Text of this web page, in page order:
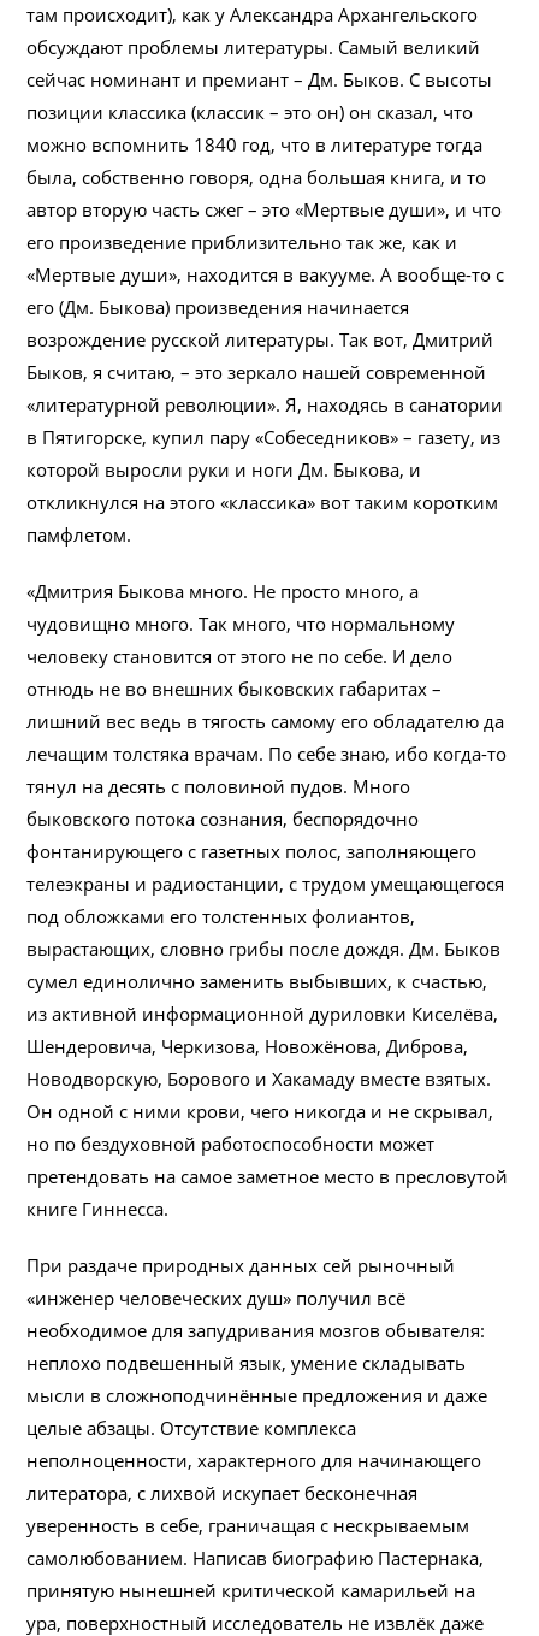
там происходит), как у Александра Архангельского
обсуждают проблемы литературы. Самый великий
сейчас номинант и премиант – Дм. Быков. С высоты
позиции классика (классик – это он) он сказал, что
можно вспомнить 1840 год, что в литературе тогда
была, собственно говоря, одна большая книга, и то
автор вторую часть сжег – это «Мертвые души», и что
его произведение приблизительно так же, как и
«Мертвые души», находится в вакууме. А вообще-то с
его (Дм. Быкова) произведения начинается
возрождение русской литературы. Так вот, Дмитрий
Быков, я считаю, – это зеркало нашей современной
«литературной революции». Я, находясь в санатории
в Пятигорске, купил пару «Собеседников» – газету, из
которой выросли руки и ноги Дм. Быкова, и
откликнулся на этого «классика» вот таким коротким
памфлетом.
«Дмитрия Быкова много. Не просто много, а
чудовищно много. Так много, что нормальному
человеку становится от этого не по себе. И дело
отнюдь не во внешних быковских габаритах –
лишний вес ведь в тягость самому его обладателю да
лечащим толстяка врачам. По себе знаю, ибо когда-то
тянул на десять с половиной пудов. Много
быковского потока сознания, беспорядочно
фонтанирующего с газетных полос, заполняющего
телеэкраны и радиостанции, с трудом умещающегося
под обложками его толстенных фолиантов,
вырастающих, словно грибы после дождя. Дм. Быков
сумел единолично заменить выбывших, к счастью,
из активной информационной дуриловки Киселёва,
Шендеровича, Черкизова, Новожёнова, Диброва,
Новодворскую, Борового и Хакамаду вместе взятых.
Он одной с ними крови, чего никогда и не скрывал,
но по бездуховной работоспособности может
претендовать на самое заметное место в пресловутой
книге Гиннесса.
При раздаче природных данных сей рыночный
«инженер человеческих душ» получил всё
необходимое для запудривания мозгов обывателя:
неплохо подвешенный язык, умение складывать
мысли в сложноподчинённые предложения и даже
целые абзацы. Отсутствие комплекса
неполноценности, характерного для начинающего
литератора, с лихвой искупает бесконечная
уверенность в себе, граничащая с нескрываемым
самолюбованием. Написав биографию Пастернака,
принятую нынешней критической камарильей на
ура, поверхностный исследователь не извлёк даже